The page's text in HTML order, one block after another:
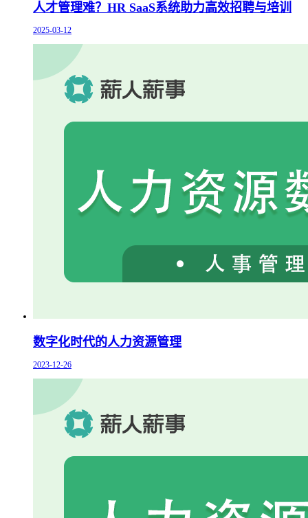
人才管理难？HR SaaS系统助力高效招聘与培训
2025-03-12
数字化时代的人力资源管理
2023-12-26